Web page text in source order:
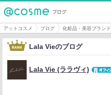
アットコスメ ブログ 化粧品・美容ブランド
Lala Vieのブログ
Lala Vie (ララヴィ)